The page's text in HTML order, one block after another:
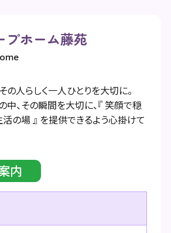
プホーム藤苑
の人らしく一人ひとりを大切に。
、その瞬間を大切に、『 笑顔で穏
の場 』 を提供できるよう心掛けて
内